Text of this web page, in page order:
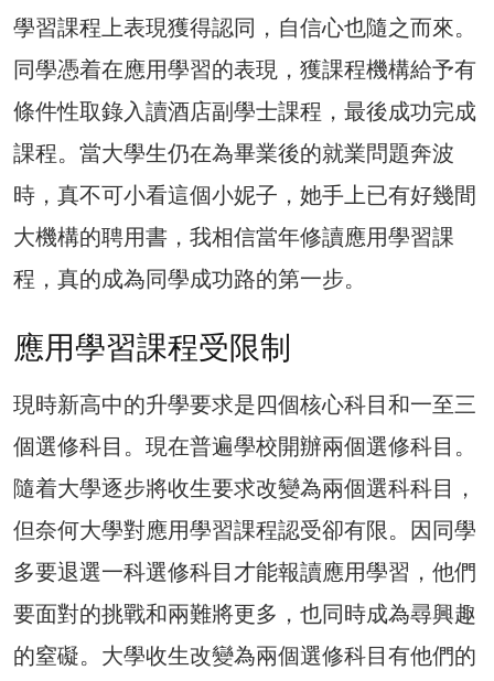
學習課程上表現獲得認同，自信心也隨之而來。
同學憑着在應用學習的表現，獲課程機構給予有
條件性取錄入讀酒店副學士課程，最後成功完成
課程。當大學生仍在為畢業後的就業問題奔波
時，真不可小看這個小妮子，她手上已有好幾間
大機構的聘用書，我相信當年修讀應用學習課
程，真的成為同學成功路的第一步。
應用學習課程受限制
現時新高中的升學要求是四個核心科目和一至三
個選修科目。現在普遍學校開辦兩個選修科目。
隨着大學逐步將收生要求改變為兩個選科科目，
但奈何大學對應用學習課程認受卻有限。因同學
多要退選一科選修科目才能報讀應用學習，他們
要面對的挑戰和兩難將更多，也同時成為尋興趣
的窒礙。大學收生改變為兩個選修科目有他們的